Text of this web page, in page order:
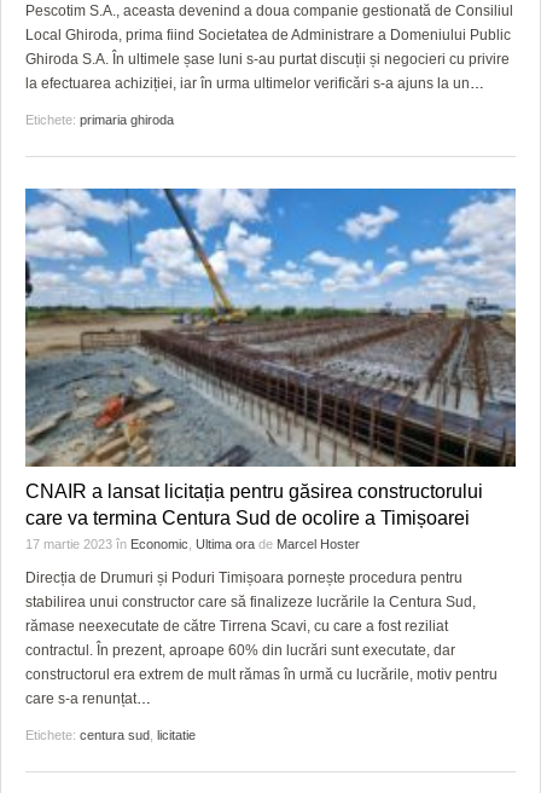
GRĂDINA TAICII DOMNULUI
ZIARISTU’ DE TERASĂ
FINANŢĂRI DE LA A LA Z
PE SURSE
CRONICĂ DE FILM
UNDE MERGEM
CLIPURI VIDEO
JOCURI ONLINE
ACCIDENTE
ANUNŢURI
CULTURA
INVATAMANT
JUSTITIE
FILME DOCUMENTARE
CLIPURI VIDEO
JOCURI ONLINE
DIVERSE
FARMACII DIN TIMIŞOARA
HARTA TIMIŞOAREI
LICEE, ŞCOLI ŞI GRĂDINIŢE DIN TIMIŞ
PRIMĂRIILE DIN TIMIŞ
SFATUL MEDICULUI
SFATURI JURIDICE
Pescotim S.A., aceasta devenind a doua companie gestionată de Consiliul
Local Ghiroda, prima fiind Societatea de Administrare a Domeniului Public
Ghiroda S.A. În ultimele șase luni s-au purtat discuții și negocieri cu privire
la efectuarea achiziției, iar în urma ultimelor verificări s-a ajuns la un…
Etichete: primaria ghiroda
CNAIR a lansat licitația pentru găsirea constructorului
care va termina Centura Sud de ocolire a Timișoarei
17 martie 2023 în Economic Ultima ora de Marcel Hoster
Direcția de Drumuri și Poduri Timișoara pornește procedura pentru
stabilirea unui constructor care să finalizeze lucrările la Centura Sud,
rămase neexecutate de către Tirrena Scavi, cu care a fost reziliat
contractul. În prezent, aproape 60% din lucrări sunt executate, dar
constructorul era extrem de mult rămas în urmă cu lucrările, motiv pentru
care s-a renunțat…
Etichete: centura sud licitatie